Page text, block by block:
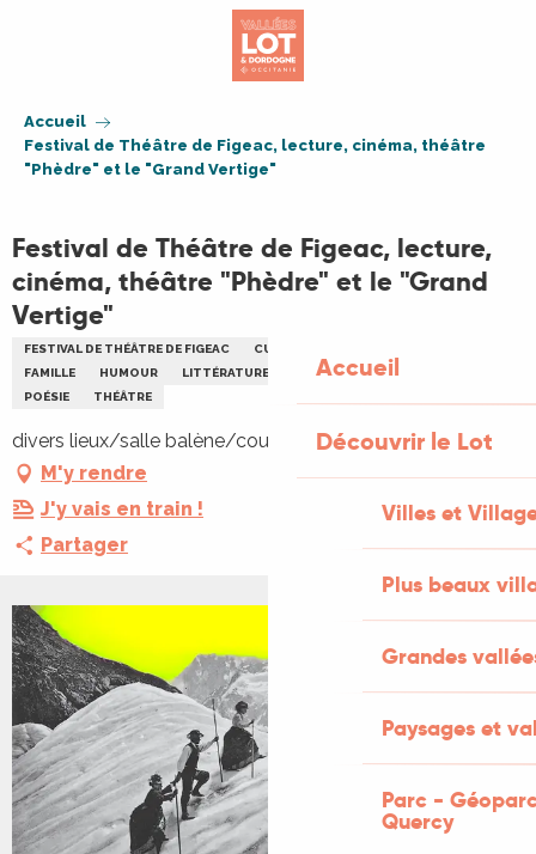
Accueil
Découvrir le Lot
Villes et
Plus beaux
Grandes
Paysages et
Parc -
Quercy
Accueil
Festival de Théâtre de Figeac, lecture, cinéma, théâtre
"Phèdre" et le "Grand Vertige"
Festival de Théâtre de Figeac, lecture,
cinéma, théâtre "Phèdre" et le "Grand
Vertige"
FESTIVAL DE THÉÂTRE DE FIGEAC CULTURELLE
FAMILLE
HUMOUR LITTÉRATURE NOCTURNE
POÉSIE
THÉÂTRE
divers lieux/salle balène/cour du Puy, 46100 Figeac
M'y rendre
J'y vais en train !
Partager